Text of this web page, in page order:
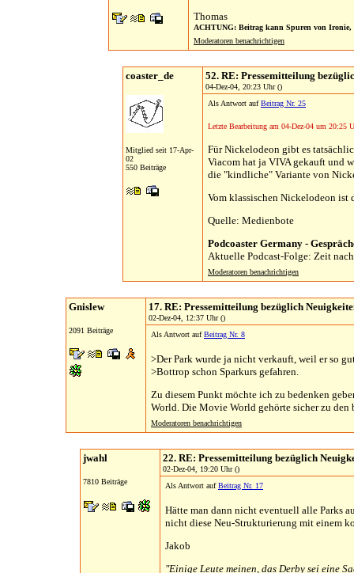
Thomas
ACHTUNG: Beitrag kann Spuren von Ironie,
Moderatoren benachrichtigen
coaster_de
Mitglied seit 17-Apr-
02
550 Beiträge
52. RE: Pressemitteilung
04-Dez-04, 20:23 Uhr ()
Als Antwort aufBeitrag Nr. 25
Letzte Bearbeitung am 04-Dez-04 um 20:25
Für Nickelodeon gibt es
Viacom hat ja VIVA gekauft und
die "kindliche" Variante von
Vom klassischen Nickelodeon ist
Quelle: Medienbote
Podcoaster Germany -
Aktuelle Podcast-Folge: Zeit
Moderatoren benachrichtigen
Gnislew
2091 Beiträge
17. RE: Pressemitteilung bezüglich
02-Dez-04, 12:37 Uhr ()
Als Antwort aufBeitrag Nr. 8
>Der Park wurde ja nicht verkauft, weil er so
>Bottrop schon Sparkurs gefahren.
Zu diesem Punkt möchte ich zu bedenken
World. Die Movie World gehörte sicher zu den
Moderatoren benachrichtigen
jwahl
7810 Beiträge
22. RE: Pressemitteilung bezüglich
02-Dez-04, 19:20 Uhr ()
Als Antwort aufBeitrag Nr. 17
Hätte man dann nicht eventuell alle Parks
nicht diese Neu-Strukturierung mit einem
Jakob
"Einige Leute meinen, das Derby sei eine